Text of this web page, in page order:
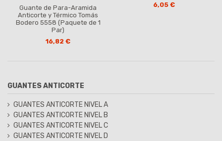
Guante de Para-Aramida
Anticorte y Térmico Tomás
Bodero 5558 (Paquete de 1
Par)
16,82 €
6,05 €
GUANTES ANTICORTE
GUANTES ANTICORTE NIVEL A
GUANTES ANTICORTE NIVEL B
GUANTES ANTICORTE NIVEL C
GUANTES ANTICORTE NIVEL D